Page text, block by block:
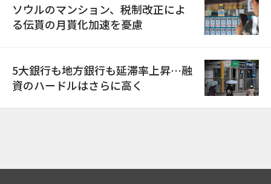
ソウルのマンション、税制改正によ
る伝貰の月貰化加速を憂慮
5大銀行も地方銀行も延滞率上昇…融
資のハードルはさらに高く